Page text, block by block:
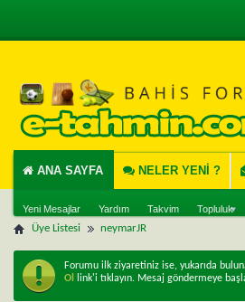
ANA SAYFA
Yeni Mesajlar Yardım Takvim Topluluk
NELER YENI ?
Üye Listesi neymarJR
Forumu ilk ziyaretiniz ise, yukarıda
Ol
link'i tıklayın. Mesaj göndermeye